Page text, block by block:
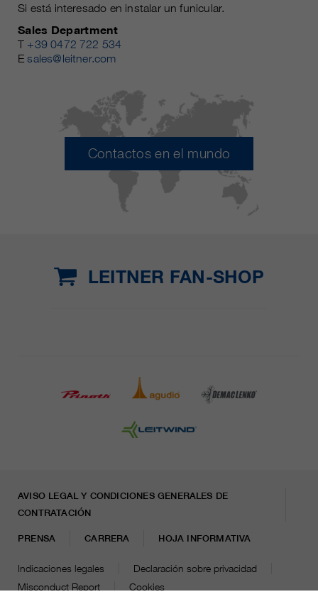
Si está interesado en instalar un funicular.
Sales Department
T +39 0472 722 534
Esales@leitner.com
Contactos en el mundo
LEITNER FAN-SHOP
AVISO LEGAL Y CONDICIONES GENERALES DE
CONTRATACIÓN
PRENSA CARRERA HOJA INFORMATIVA
Indicaciones legales
Declaración sobre privacidad
Misconduct Report
Cookies